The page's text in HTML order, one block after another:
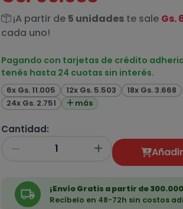
¡A partir de 5 unidades te sale Gs.
cada uno!
Pagando con tarjetas de crédito
tenés hasta 24 cuotas sin interés.
6x Gs. 11.005 12x Gs. 5.503
18x Gs. 3.668
24x Gs. 2.751
más
Cantidad:
¡Envío Gratis a partir de
Recíbelo en 48-72h sin costos